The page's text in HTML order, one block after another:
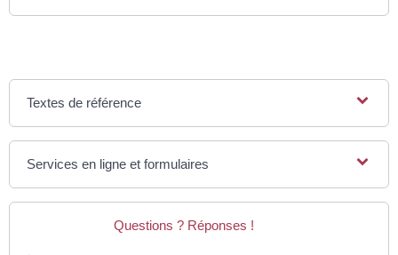
Textes de référence
Services en ligne et formulaires
Questions ? Réponses !